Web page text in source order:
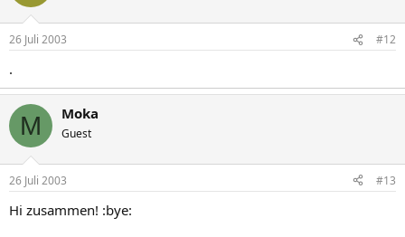
26 Juli 2003 #12
.
M Moka
Guest
26 Juli 2003 #13
Hi zusammen! :bye: